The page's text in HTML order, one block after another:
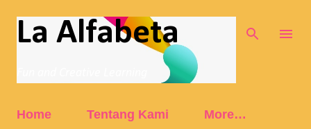
Skip to main content
La Alfabeta
Home Tentang Kami More…